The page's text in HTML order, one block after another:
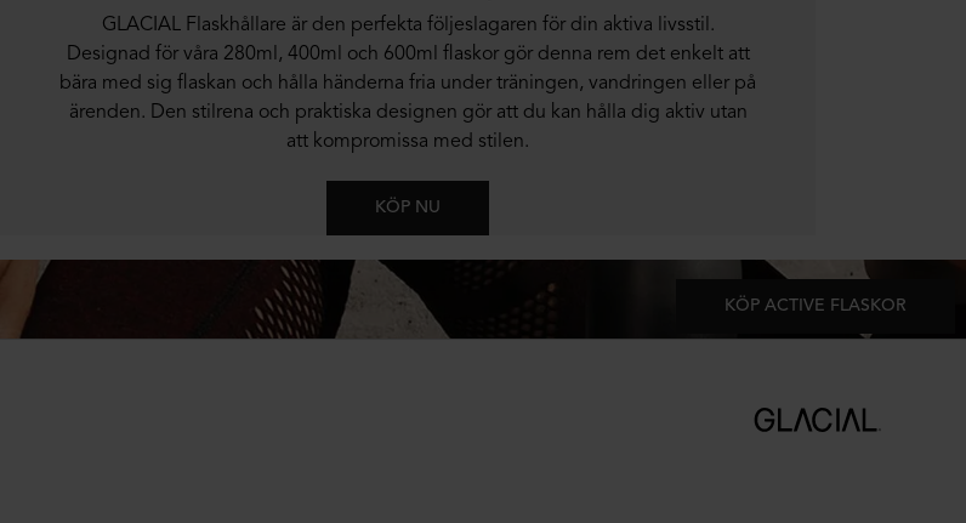
GLACIAL Flaskhållare är den perfekta följeslagaren för din aktiva livsstil.
Designad för våra 280ml, 400ml och 600ml flaskor gör denna rem det enkelt att
bära med sig flaskan och hålla händerna fria under träningen, vandringen eller på
ärenden. Den stilrena och praktiska designen gör att du kan hålla dig aktiv utan
att kompromissa med stilen.
KÖP NU
KÖP ACTIVE FLASKOR